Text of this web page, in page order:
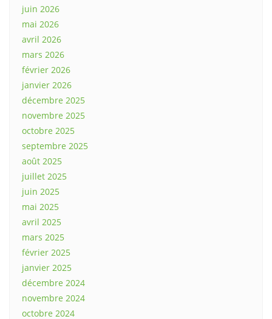
juin 2026
mai 2026
avril 2026
mars 2026
février 2026
janvier 2026
décembre 2025
novembre 2025
octobre 2025
septembre 2025
août 2025
juillet 2025
juin 2025
mai 2025
avril 2025
mars 2025
février 2025
janvier 2025
décembre 2024
novembre 2024
octobre 2024